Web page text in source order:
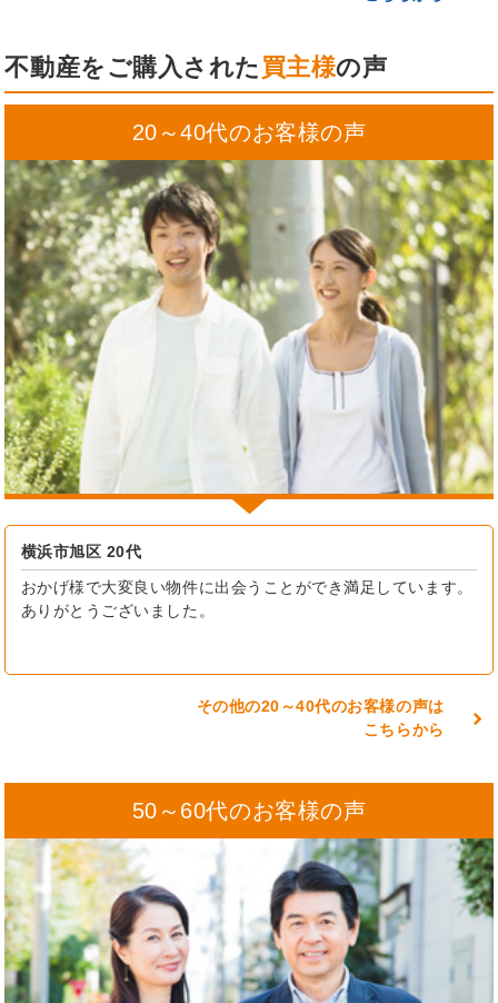
不動産をご購入された 買主様の声
20～40代のお客様の声
横浜市旭区 20代
おかげ様で大変良い物件に出会うことができ満足しています。
ありがとうございました。
その他の20～40代のお客様の声は
こちらから
50～60代のお客様の声